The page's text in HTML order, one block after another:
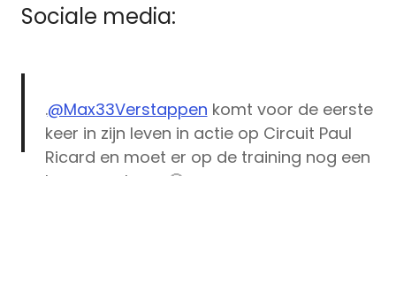
Sociale media:
.@Max33Verstappen komt voor de eerste
keer in zijn leven in actie op Circuit Paul
Ricard en moet er op de training nog een
hoop van leren 🤔